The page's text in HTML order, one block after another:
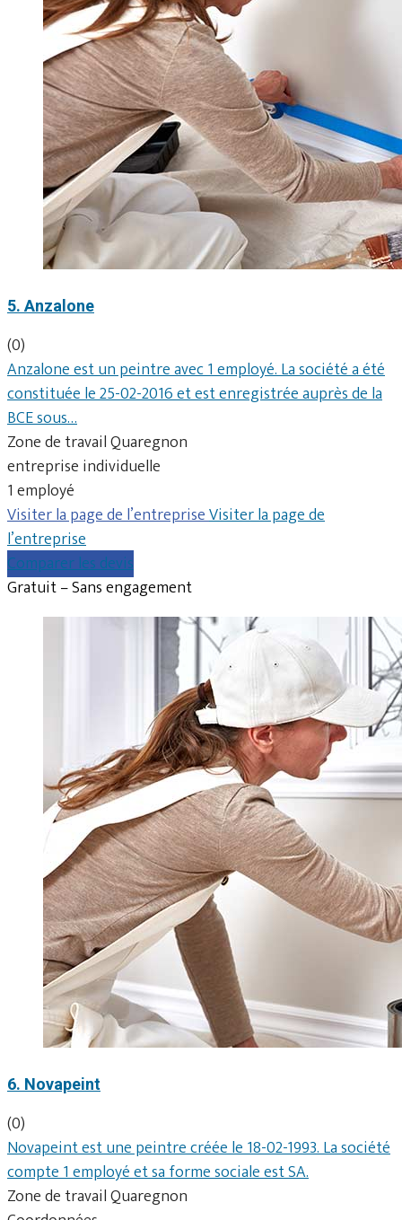
5. Anzalone
(0)
Anzalone est un peintre avec 1 employé. La société a été
constituée le 25-02-2016 et est enregistrée auprès de la
BCE sous…
Zone de travail Quaregnon
entreprise individuelle
1 employé
Visiter la page de l’entrepriseVisiter la page de
l’entreprise
Comparer les devis
Gratuit – Sans engagement
6. Novapeint
(0)
Novapeint est une peintre créée le 18-02-1993. La société
compte 1 employé et sa forme sociale est SA.
Zone de travail Quaregnon